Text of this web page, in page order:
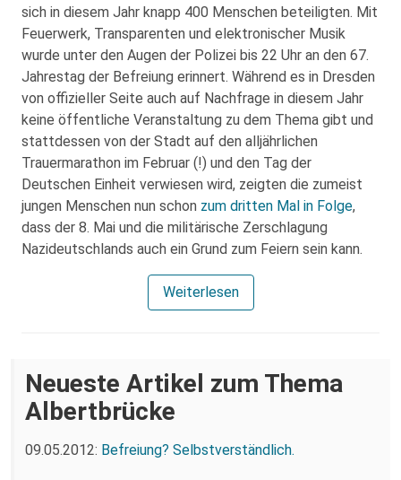
sich in diesem Jahr knapp 400 Menschen beteiligten. Mit
Feuerwerk, Transparenten und elektronischer Musik
wurde unter den Augen der Polizei bis 22 Uhr an den 67.
Jahrestag der Befreiung erinnert. Während es in Dresden
von offizieller Seite auch auf Nachfrage in diesem Jahr
keine öffentliche Veranstaltung zu dem Thema gibt und
stattdessen von der Stadt auf den alljährlichen
Trauermarathon im Februar (!) und den Tag der
Deutschen Einheit verwiesen wird, zeigten die zumeist
jungen Menschen nun schon zum dritten Mal in Folge,
dass der 8. Mai und die militärische Zerschlagung
Nazideutschlands auch ein Grund zum Feiern sein kann.
Weiterlesen
Neueste Artikel zum Thema
Albertbrücke
09.05.2012: Befreiung? Selbstverständlich.